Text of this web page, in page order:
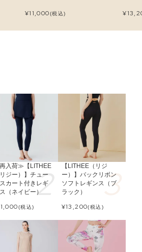
¥11,000(税込) ¥
入荷≫【LITHEE
リジー）】チュー
カート付きレギ
（ネイビー）
(税込)
【LITHEE（リジ
ー）】バックリボン
ソフトレギンス（ブ
ラック）
¥13,200(税込)